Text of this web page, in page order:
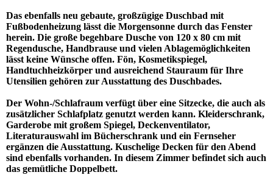
Das ebenfalls neu gebaute, großzügige Duschbad mit
Fußbodenheizung lässt die Morgensonne durch das Fenster
herein. Die große begehbare Dusche von 120 x 80 cm mit
Regendusche, Handbrause und vielen Ablagemöglichkeiten
lässt keine Wünsche offen. Fön, Kosmetikspiegel,
Handtuchheizkörper und ausreichend Stauraum für Ihre
Utensilien gehören zur Ausstattung des Duschbades.
Der Wohn-/Schlafraum verfügt über eine Sitzecke, die auch als
zusätzlicher Schlafplatz genutzt werden kann. Kleiderschrank,
Garderobe mit großem Spiegel, Deckenventilator,
Literaturauswahl im Bücherschrank und ein Fernseher
ergänzen die Ausstattung. Kuschelige Decken für den Abend
sind ebenfalls vorhanden. In diesem Zimmer befindet sich auch
das gemütliche Doppelbett.